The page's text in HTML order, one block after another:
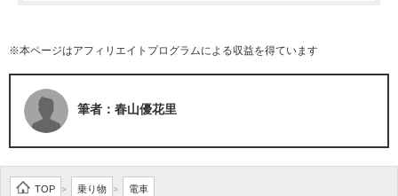
※本ページはアフィリエイトプログラムによる収益を得ています
筆者：春山優花里
TOP > 乗り物 > 電車